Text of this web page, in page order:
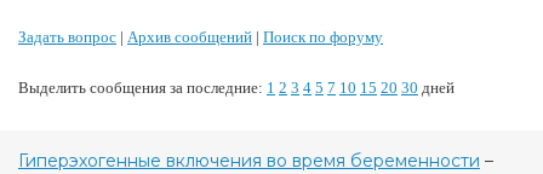
Задать вопрос | Архив сообщений | Поиск по форуму
Выделить сообщения за последние: 1 2 3 4 5 7 10 15 20 30 дней
Гиперэхогенные включения во время беременности –